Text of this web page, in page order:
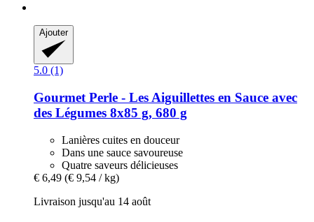
Ajouter
5.0 (1)
Gourmet Perle -​ Les Aiguillettes en Sauce avec
des Légumes 8x85 g, 680 g
Lanières cuites en douceur
Dans une sauce savoureuse
Quatre saveurs délicieuses
€ 6,49 (€ 9,54 / kg)
Livraison jusqu'au 14 août